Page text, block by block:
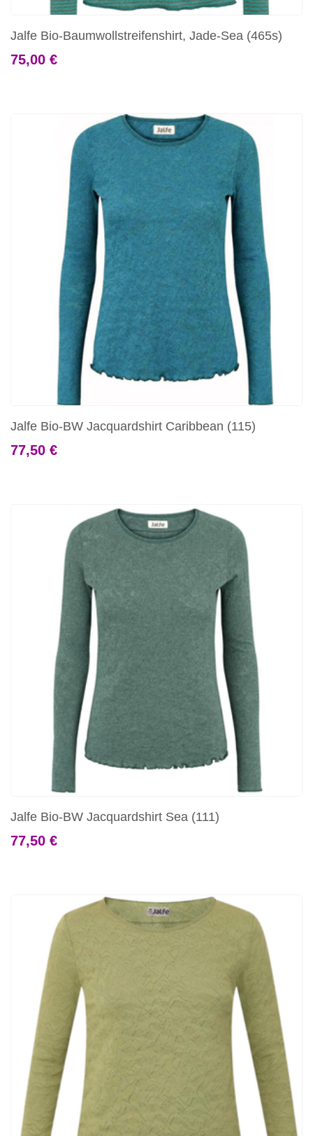
Jalfe Bio-Baumwollstreifenshirt, Jade-Sea (465s)
75,00 €
Jalfe Bio-BW Jacquardshirt Caribbean (115)
77,50 €
Jalfe Bio-BW Jacquardshirt Sea (111)
77,50 €